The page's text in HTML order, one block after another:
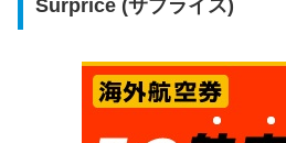
Surprice (サプライス)